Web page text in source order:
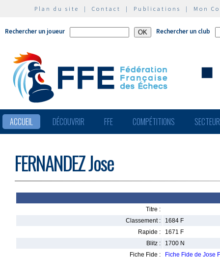
Plan du site | Contact | Publications | Mon
Rechercher un joueur Rechercher un club
ACCUEIL DÉCOUVRIR FFE COMPÉTITIONS
FERNANDEZ Jose
Titre :
Classement :
1684 F
Rapide :
1671 F
Blitz :
1700 N
Fiche Fide :
Fiche Fide de Jose